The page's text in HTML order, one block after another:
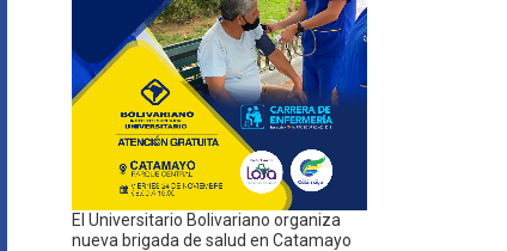
El Universitario Bolivariano organiza
nueva brigada de salud en Catamayo